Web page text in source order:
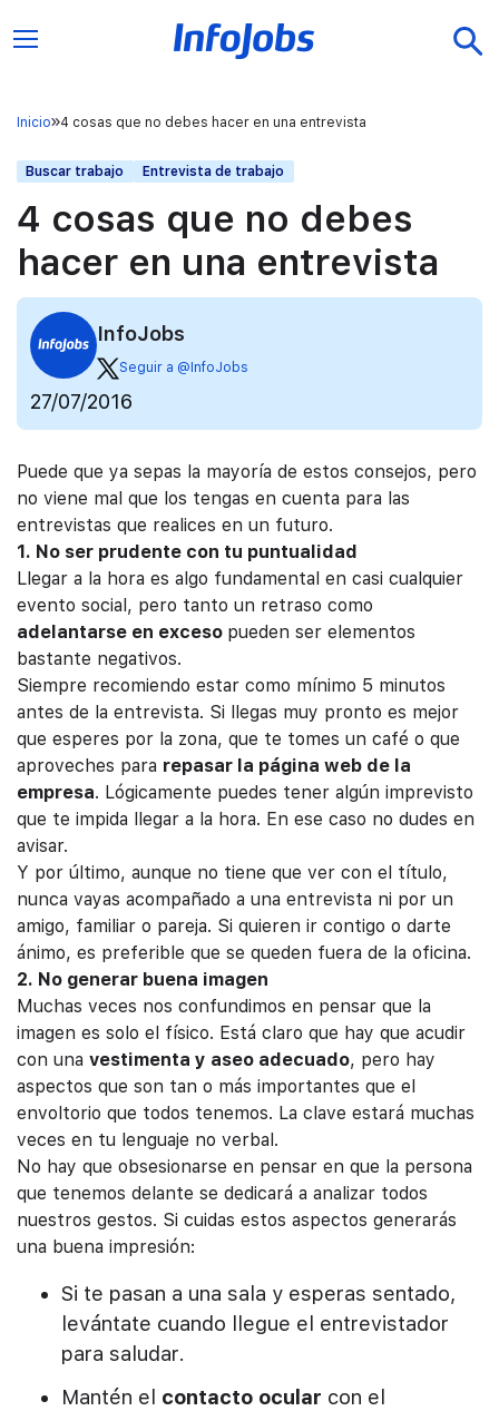
Inicio 4 cosas que no debes hacer en una entrevista
Buscar trabajo Entrevista de trabajo
4 cosas que no debes
hacer en una entrevista
InfoJobs
Seguir a @InfoJobs
27/07/2016
Puede que ya sepas la mayoría de estos consejos, pero
no viene mal que los tengas en cuenta para las
entrevistas que realices en un futuro.
1. No ser prudente con tu puntualidad
Llegar a la hora es algo fundamental en casi cualquier
evento social, pero tanto un retraso como
adelantarse en exceso pueden ser elementos
bastante negativos.
Siempre recomiendo estar como mínimo 5 minutos
antes de la entrevista. Si llegas muy pronto es mejor
que esperes por la zona, que te tomes un café o que
aproveches para repasar la página web de la
empresa. Lógicamente puedes tener algún imprevisto
que te impida llegar a la hora. En ese caso no dudes en
avisar.
Y por último, aunque no tiene que ver con el título,
nunca vayas acompañado a una entrevista ni por un
amigo, familiar o pareja. Si quieren ir contigo o darte
ánimo, es preferible que se queden fuera de la oficina.
2. No generar buena imagen
Muchas veces nos confundimos en pensar que la
imagen es solo el físico. Está claro que hay que acudir
con una vestimenta y aseo adecuado, pero hay
aspectos que son tan o más importantes que el
envoltorio que todos tenemos. La clave estará muchas
veces en tu lenguaje no verbal.
No hay que obsesionarse en pensar en que la persona
que tenemos delante se dedicará a analizar todos
nuestros gestos. Si cuidas estos aspectos generarás
una buena impresión:
Si te pasan a una sala y esperas sentado,
levántate cuando llegue el entrevistador
para saludar.
Mantén el contacto ocular con el